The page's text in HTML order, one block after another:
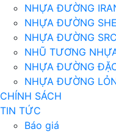
NHỰA ĐƯỜNG
NHỰA ĐƯỜNG
NHỰA ĐƯỜNG
NHŨ TƯƠNG
NHỰA ĐƯỜNG
NHỰA ĐƯỜNG
CHÍNH SÁCH
TIN TỨC
Báo giá